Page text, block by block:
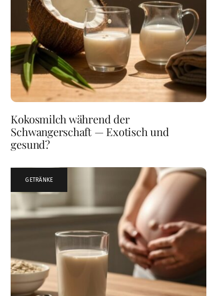
Kokosmilch während der
Schwangerschaft — Exotisch und
gesund?
GETRÄNKE